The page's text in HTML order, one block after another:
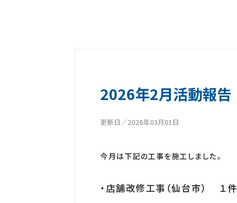
2026年2月活動報告
更新日／2026年03月01日
今月は下記の工事を施工しました。
・店舗改修工事（仙台市） １件